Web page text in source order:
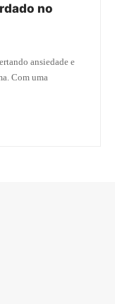
no
ansiedade e
Com uma